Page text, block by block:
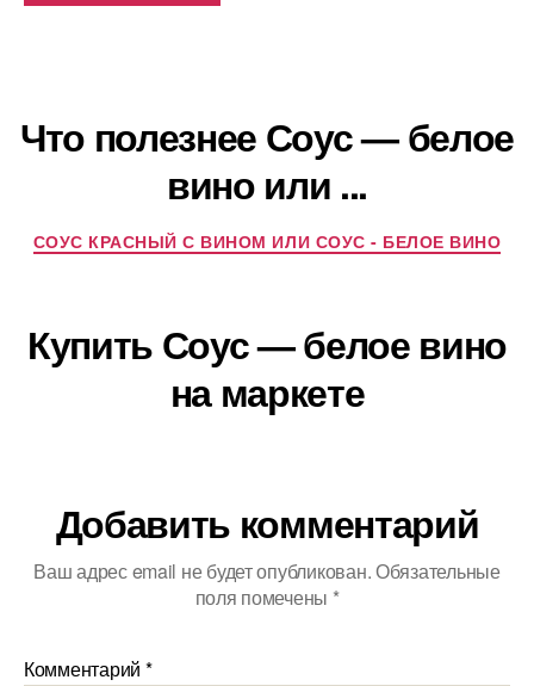
Что полезнее Соус — белое
вино или ...
СОУС КРАСНЫЙ С ВИНОМ ИЛИ СОУС - БЕЛОЕ ВИНО
Купить Соус — белое вино
на маркете
Добавить комментарий
Ваш адрес email не будет опубликован.Обязательные
поля помечены *
Комментарий *